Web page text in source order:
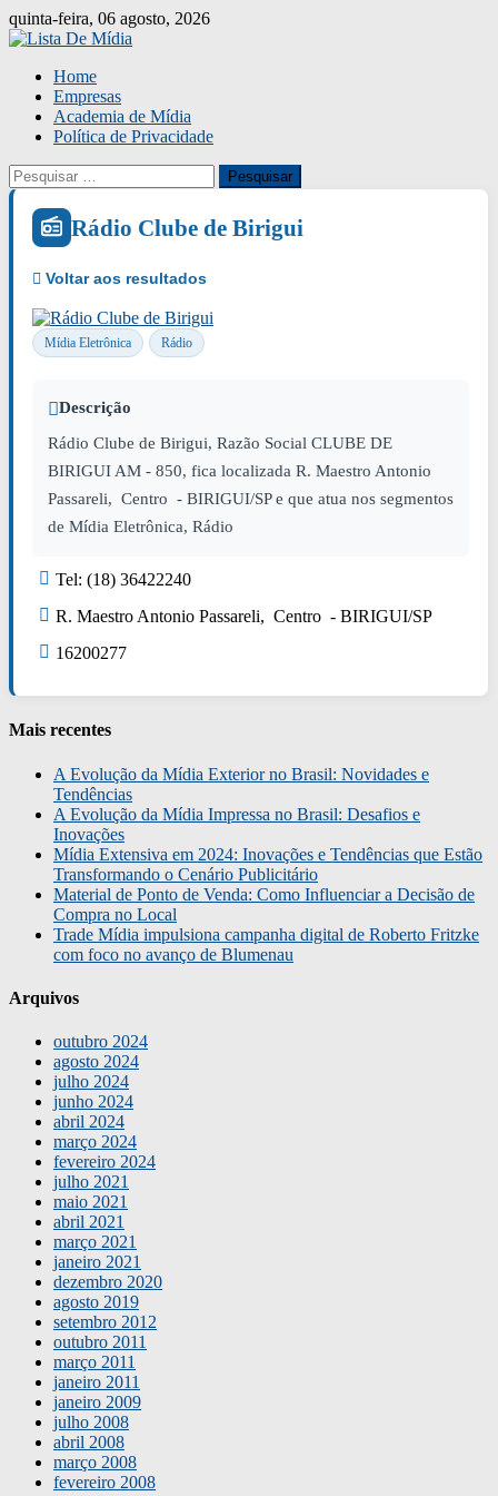
Skip
to
quinta-feira, 06 agosto, 2026
Home
Empresas
Academia de Mídia
Política de Privacidade
Pesquisar
por:
Rádio Clube de Birigui
Mídia Eletrônica Rádio
Descrição
Rádio Clube de Birigui, Razão Social CLUBE DE
BIRIGUI AM - 850, fica localizada R. Maestro Antonio
Passareli, Centro - BIRIGUI/SP e que atua nos segmentos
de Mídia Eletrônica, Rádio
Tel: (18) 36422240
R. Maestro Antonio Passareli, Centro - BIRIGUI/SP
16200277
Mais recentes
A Evolução da Mídia Exterior no Brasil: Novidades e
Tendências
A Evolução da Mídia Impressa no Brasil: Desafios e
Inovações
Mídia Extensiva em 2024: Inovações e Tendências que Estão
Transformando o Cenário Publicitário
Material de Ponto de Venda: Como Influenciar a Decisão de
Compra no Local
Trade Mídia impulsiona campanha digital de Roberto Fritzke
com foco no avanço de Blumenau
Arquivos
outubro 2024
agosto 2024
julho 2024
junho 2024
abril 2024
março 2024
fevereiro 2024
julho 2021
maio 2021
abril 2021
março 2021
janeiro 2021
dezembro 2020
agosto 2019
setembro 2012
outubro 2011
março 2011
janeiro 2011
janeiro 2009
julho 2008
abril 2008
março 2008
fevereiro 2008